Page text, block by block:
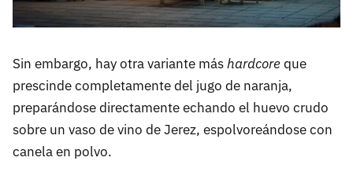
Sin embargo, hay otra variante máshardcoreque
prescinde completamente del jugo de naranja,
preparándose directamente echando el huevo crudo
sobre un vaso de vino de Jerez, espolvoreándose con
canela en polvo.